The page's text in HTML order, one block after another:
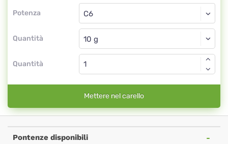
Potenza
Globuli
C6
Quantità
Globuli
Quantità
Mettere nel carello
Pontenze disponibili